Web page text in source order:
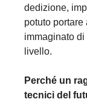
dedizione,
potuto
immaginato
livello.
Perché un
tecnici del